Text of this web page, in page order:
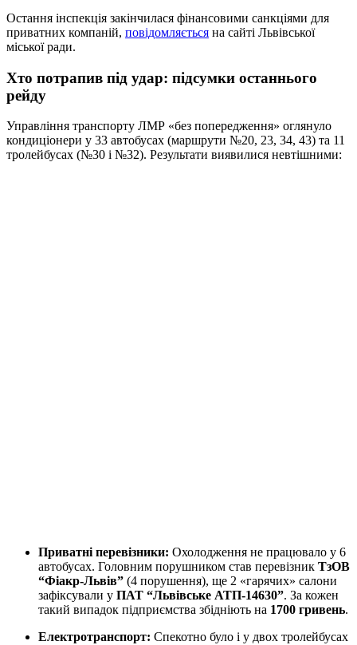
Остання інспекція закінчилася фінансовими санкціями для
приватних компаній, повідомляється на сайті Львівської
міської ради.
Хто потрапив під удар: підсумки останнього
рейду
Управління транспорту ЛМР «без попередження» оглянуло
кондиціонери у 33 автобусах (маршрути №20, 23, 34, 43) та 11
тролейбусах (№30 і №32). Результати виявилися невтішними:
Приватні перевізники: Охолодження не працювало у 6
автобусах. Головним порушником став перевізник ТзОВ
“Фіакр-Львів” (4 порушення), ще 2 «гарячих» салони
зафіксували у ПАТ “Львівське АТП-14630”. За кожен
такий випадок підприємства збідніють на 1700 гривень.
Електротранспорт: Спекотно було і у двох тролейбусах